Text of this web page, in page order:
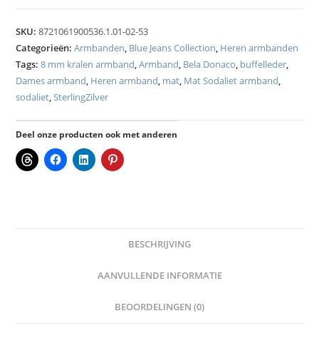
SKU:8721061900536.1.01-02-53
Categorieën:Armbanden, Blue Jeans Collection, Heren armbanden
Tags:8 mm kralen armband,Armband, Bela Donaco, buffelleder,
Dames armband, Heren armband, mat, Mat Sodaliet armband,
sodaliet,SterlingZilver
Deel onze producten ook met anderen
BESCHRIJVING
AANVULLENDE INFORMATIE
BEOORDELINGEN (0)